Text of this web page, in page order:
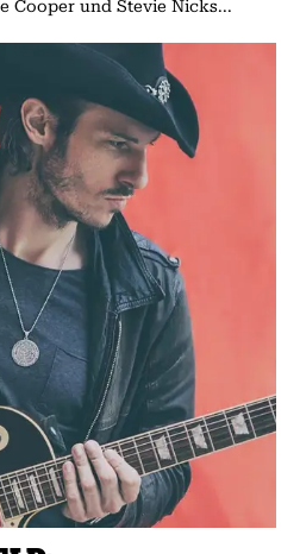
Alice Cooper und Stevie Nicks...